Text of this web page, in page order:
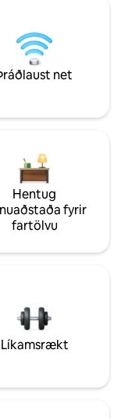
net
Hentug
fyrir
fartölvu
Líkamsrækt